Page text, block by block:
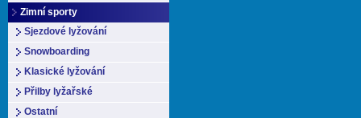
Zimní sporty
Sjezdové lyžování
Snowboarding
Klasické lyžování
Přilby lyžařské
Ostatní